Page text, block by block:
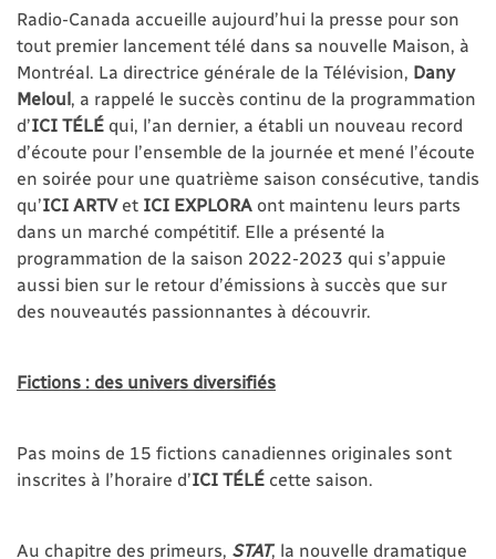
Radio-Canada accueille aujourd’hui la presse pour son
tout premier lancement télé dans sa nouvelle Maison, à
Montréal. La directrice générale de la Télévision, Dany
Meloul, a rappelé le succès continu de la programmation
d’ICI TÉLÉ qui, l’an dernier, a établi un nouveau record
d’écoute pour l’ensemble de la journée et mené l’écoute
en soirée pour une quatrième saison consécutive, tandis
qu’ICI ARTVet ICI EXPLORA ont maintenu leurs parts
dans un marché compétitif. Elle a présenté la
programmation de la saison 2022-2023 qui s’appuie
aussi bien sur le retour d’émissions à succès que sur
des nouveautés passionnantes à découvrir.
Fictions : des univers diversifiés
Pas moins de 15 fictions canadiennes originales sont
inscrites à l’horaire d’ICI TÉLÉ cette saison.
Au chapitre des primeurs, STAT, la nouvelle dramatique